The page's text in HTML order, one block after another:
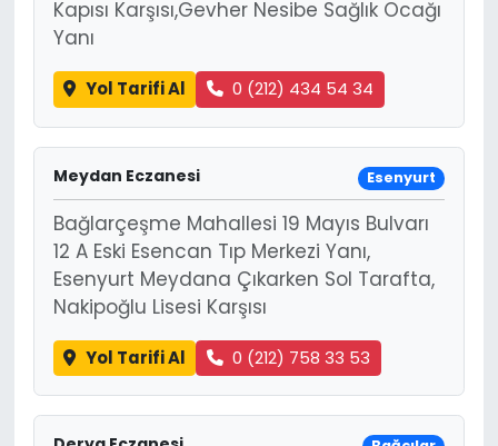
Kapısı Karşısı,Gevher Nesibe Sağlık Ocağı
Yanı
Yol Tarifi Al 0 (212) 434 54 34
Meydan Eczanesi Esenyurt
Bağlarçeşme Mahallesi 19 Mayıs Bulvarı
12 A Eski Esencan Tıp Merkezi Yanı,
Esenyurt Meydana Çıkarken Sol Tarafta,
Nakipoğlu Lisesi Karşısı
Yol Tarifi Al 0 (212) 758 33 53